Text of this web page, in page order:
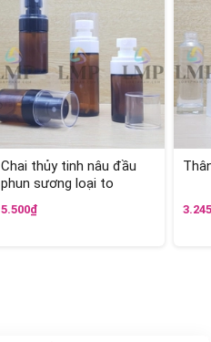
Chai thủy tinh nâu đầu
phun sương loại to
5.500₫